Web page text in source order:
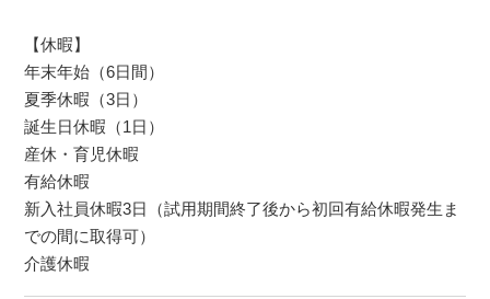
【休暇】
年末年始（6日間）
夏季休暇（3日）
誕生日休暇（1日）
産休・育児休暇
有給休暇
新入社員休暇3日（試用期間終了後から初回有給休暇発生ま
での間に取得可）
介護休暇